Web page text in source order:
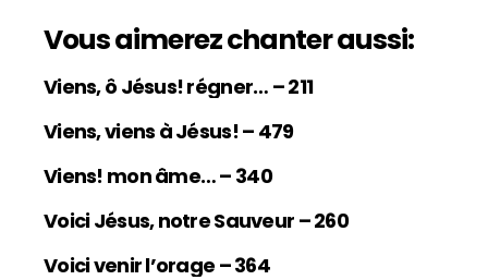
Vous aimerez chanter aussi:
Viens, ô Jésus! régner… – 211
Viens, viens à Jésus! – 479
Viens! mon âme… – 340
Voici Jésus, notre Sauveur – 260
Voici venir l’orage – 364